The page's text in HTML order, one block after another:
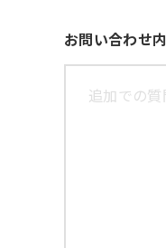
お問い合わせ